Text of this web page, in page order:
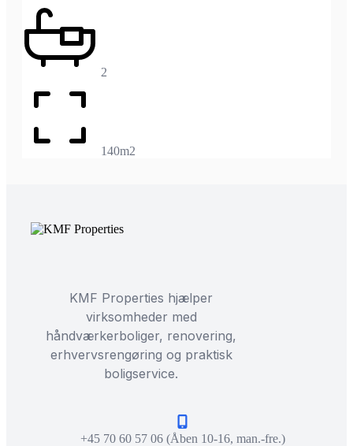
2
140m2
KMF Properties hjælper
virksomheder med
håndværkerboliger, renovering,
erhvervsrengøring og praktisk
boligservice.
+45 70 60 57 06 (Åben 10-16, man.-fre.)